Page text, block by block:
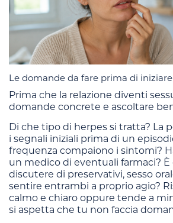
Le domande da fare prima di
Prima che la relazione diventi
domande concrete e ascoltare
Di che tipo di herpes si tratta? La
i segnali iniziali prima di un
frequenza compaiono i sintomi?
un medico di eventuali farmaci? È
discutere di preservativi, sesso
sentire entrambi a proprio agio?
calmo e chiaro oppure tende a
si aspetta che tu non faccia